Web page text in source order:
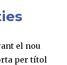
el nou
per títol